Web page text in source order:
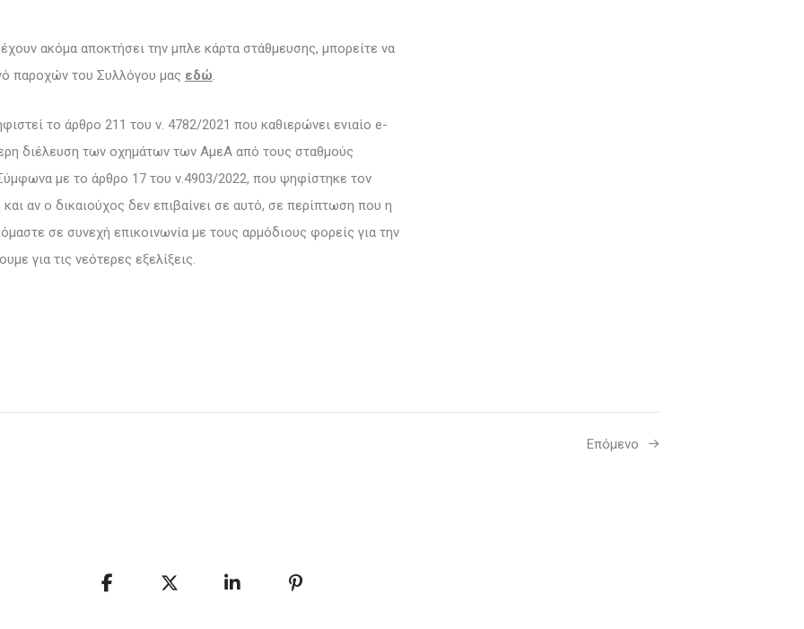
ακόμα αποκτήσει την μπλε κάρτα στάθμευσης, μπορείτε να
παροχών του Συλλόγου μας εδώ.
το άρθρο 211 του ν. 4782/2021 που καθιερώνει ενιαίο e-
διέλευση των οχημάτων των ΑμεΑ από τους σταθμούς
με το άρθρο 17 του ν.4903/2022, που ψηφίστηκε τον
αν ο δικαιούχος δεν επιβαίνει σε αυτό, σε περίπτωση που η
σε συνεχή επικοινωνία με τους αρμόδιους φορείς για την
για τις νεότερες εξελίξεις.
Επόμενο